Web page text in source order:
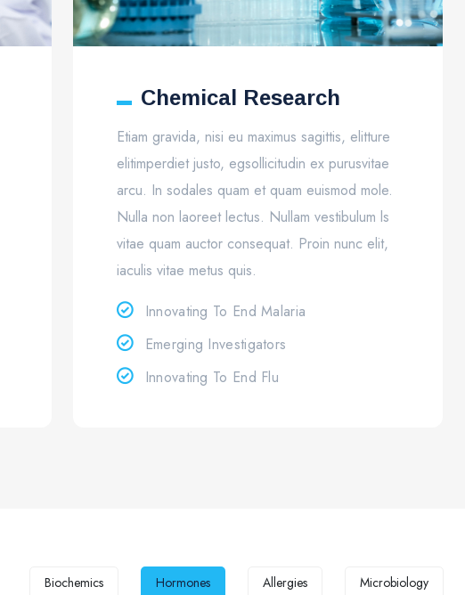
Chemical Research
Etiam gravida, nisi eu maximus sagittis, elitture
elitimperdiet justo, egsollicitudin ex purusvitae
arcu. In sodales quam et quam euismod mole.
Nulla non laoreet lectus. Nullam vestibulum ls
vitae quam auctor consequat. Proin nunc elit,
iaculis vitae metus quis.
Innovating To End Malaria
Emerging Investigators
Innovating To End Flu
Biochemics Hormones Allergies Microbiology